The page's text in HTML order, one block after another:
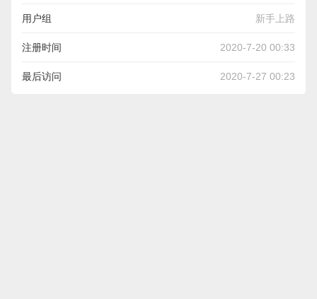
用户组 新手上路
注册时间 2020-7-20 00:33
最后访问 2020-7-27 00:23